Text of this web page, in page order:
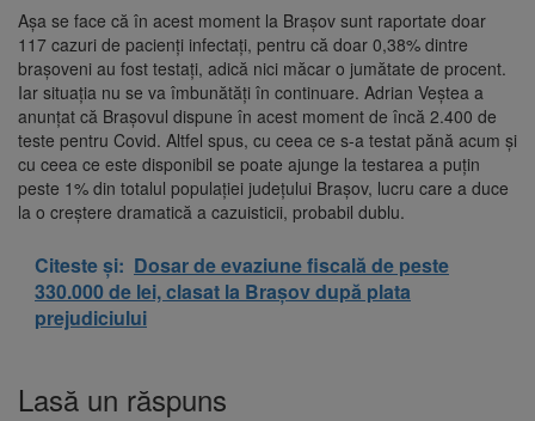
Așa se face că în acest moment la Brașov sunt raportate doar
117 cazuri de pacienți infectați, pentru că doar 0,38% dintre
brașoveni au fost testați, adică nici măcar o jumătate de procent.
Iar situația nu se va îmbunătăți în continuare. Adrian Veștea a
anunțat că Brașovul dispune în acest moment de încă 2.400 de
teste pentru Covid. Altfel spus, cu ceea ce s-a testat pănă acum și
cu ceea ce este disponibil se poate ajunge la testarea a puțin
peste 1% din totalul populației județului Brașov, lucru care a duce
la o creștere dramatică a cazuisticii, probabil dublu.
Citeste și: Dosar de evaziune fiscală de peste
330.000 de lei, clasat la Brașov după plata
prejudiciului
Lasă un răspuns